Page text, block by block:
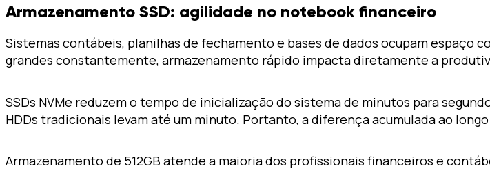
Armazenamento SSD: agilidade no notebook financeiro
Sistemas contábeis, planilhas de fechamento e bases de dados ocupam espaço
grandes constantemente, armazenamento rápido impacta diretamente a
SSDs NVMe reduzem o tempo de inicialização do sistema de minutos para
HDDs tradicionais levam até um minuto. Portanto, a diferença acumulada ao
Armazenamento de 512GB atende a maioria dos profissionais financeiros e